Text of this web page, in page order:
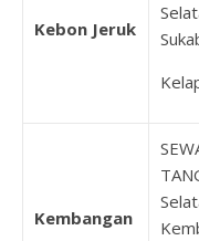
Kebon Jeruk
Kembangan